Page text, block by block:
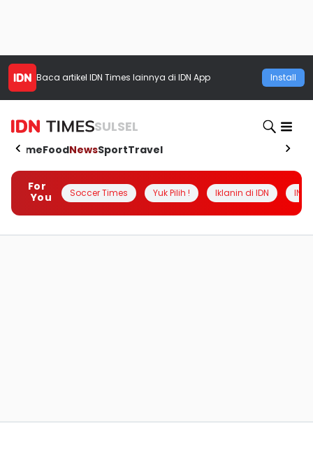
Baca artikel IDN Times lainnya di IDN App Install
SULSEL
HomeFoodNewsSportTravel
For
You
Soccer Times Yuk Pilih ! Iklanin di IDN